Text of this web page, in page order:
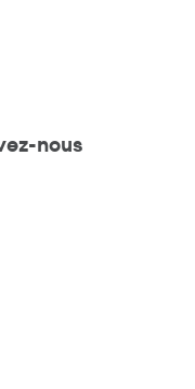
messagerie)
de messagerie)
nous